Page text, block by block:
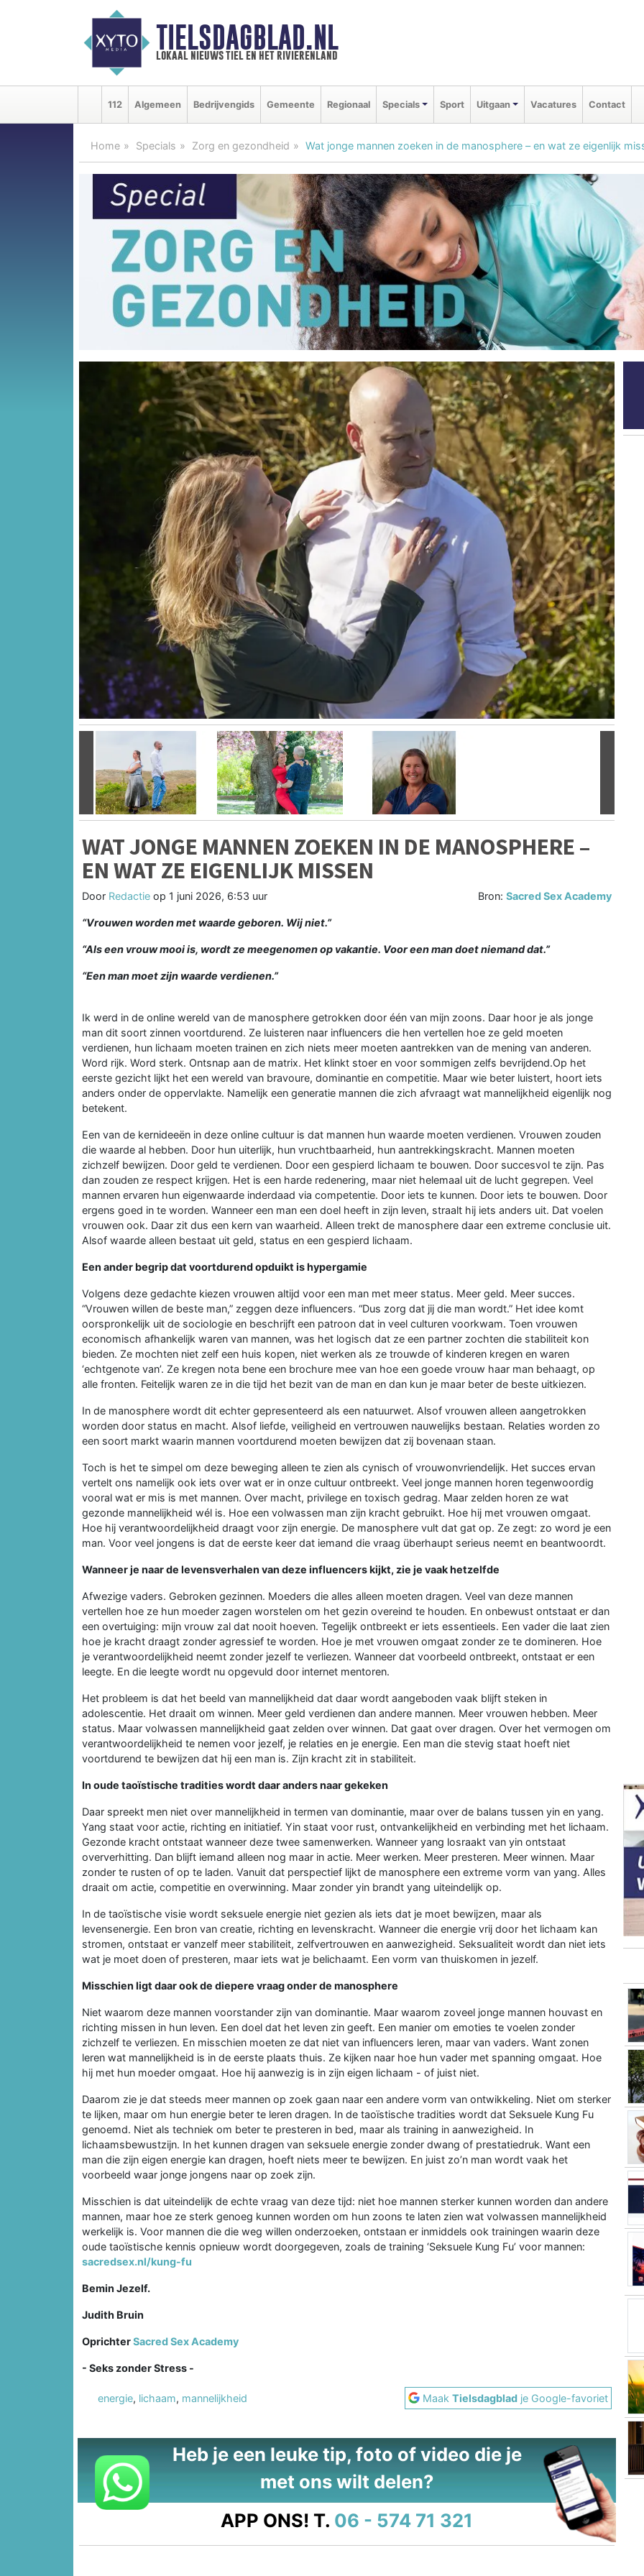
TIELSDAGBLAD.NL
lokaal nieuws tiel en het rivierenland
112 Algemeen Bedrijvengids Gemeente Regionaal Specials Sport Uitgaan Vacatures Contact
Home Specials Zorg en gezondheid Wat jonge mannen zoeken in de manosphere – en wat ze eigenlijk
Vorige
WAT JONGE MANNEN ZOEKEN IN DE MANOSPHERE –
EN WAT ZE EIGENLIJK MISSEN
Door Redactie op 1 juni 2026, 6:53 uur Bron:Sacred Sex Academy
“Vrouwen worden met waarde geboren. Wij niet.”
“Als een vrouw mooi is, wordt ze meegenomen op vakantie. Voor een man doet niemand dat.”
“Een man moet zijn waarde verdienen.”
Ik werd in de online wereld van de manosphere getrokken door één van mijn zoons. Daar hoor je als jonge
man dit soort zinnen voortdurend. Ze luisteren naar influencers die hen vertellen hoe ze geld moeten
verdienen, hun lichaam moeten trainen en zich niets meer moeten aantrekken van de mening van anderen.
Word rijk. Word sterk. Ontsnap aan de matrix. Het klinkt stoer en voor sommigen zelfs bevrijdend.Op het
eerste gezicht lijkt het een wereld van bravoure, dominantie en competitie. Maar wie beter luistert, hoort iets
anders onder de oppervlakte. Namelijk een generatie mannen die zich afvraagt wat mannelijkheid eigenlijk nog
betekent.
Een van de kernideeën in deze online cultuur is dat mannen hun waarde moeten verdienen. Vrouwen zouden
die waarde al hebben. Door hun uiterlijk, hun vruchtbaarheid, hun aantrekkingskracht. Mannen moeten
zichzelf bewijzen. Door geld te verdienen. Door een gespierd lichaam te bouwen. Door succesvol te zijn. Pas
dan zouden ze respect krijgen. Het is een harde redenering, maar niet helemaal uit de lucht gegrepen. Veel
mannen ervaren hun eigenwaarde inderdaad via competentie. Door iets te kunnen. Door iets te bouwen. Door
ergens goed in te worden. Wanneer een man een doel heeft in zijn leven, straalt hij iets anders uit. Dat voelen
vrouwen ook. Daar zit dus een kern van waarheid. Alleen trekt de manosphere daar een extreme conclusie uit.
Alsof waarde alleen bestaat uit geld, status en een gespierd lichaam.
Een ander begrip dat voortdurend opduikt is hypergamie
Volgens deze gedachte kiezen vrouwen altijd voor een man met meer status. Meer geld. Meer succes.
“Vrouwen willen de beste man,” zeggen deze influencers. “Dus zorg dat jij die man wordt.” Het idee komt
oorspronkelijk uit de sociologie en beschrijft een patroon dat in veel culturen voorkwam. Toen vrouwen
economisch afhankelijk waren van mannen, was het logisch dat ze een partner zochten die stabiliteit kon
bieden. Ze mochten niet zelf een huis kopen, niet werken als ze trouwde of kinderen kregen en waren
‘echtgenote van’. Ze kregen nota bene een brochure mee van hoe een goede vrouw haar man behaagt, op
alle fronten. Feitelijk waren ze in die tijd het bezit van de man en dan kun je maar beter de beste uitkiezen.
In de manosphere wordt dit echter gepresenteerd als een natuurwet. Alsof vrouwen alleen aangetrokken
worden door status en macht. Alsof liefde, veiligheid en vertrouwen nauwelijks bestaan. Relaties worden zo
een soort markt waarin mannen voortdurend moeten bewijzen dat zij bovenaan staan.
Toch is het te simpel om deze beweging alleen te zien als cynisch of vrouwonvriendelijk. Het succes ervan
vertelt ons namelijk ook iets over wat er in onze cultuur ontbreekt. Veel jonge mannen horen tegenwoordig
vooral wat er mis is met mannen. Over macht, privilege en toxisch gedrag. Maar zelden horen ze wat
gezonde mannelijkheid wél is. Hoe een volwassen man zijn kracht gebruikt. Hoe hij met vrouwen omgaat.
Hoe hij verantwoordelijkheid draagt voor zijn energie. De manosphere vult dat gat op. Ze zegt: zo word je een
man. Voor veel jongens is dat de eerste keer dat iemand die vraag überhaupt serieus neemt en beantwoordt.
Wanneer je naar de levensverhalen van deze influencers kijkt, zie je vaak hetzelfde
Afwezige vaders. Gebroken gezinnen. Moeders die alles alleen moeten dragen. Veel van deze mannen
vertellen hoe ze hun moeder zagen worstelen om het gezin overeind te houden. En onbewust ontstaat er dan
een overtuiging: mijn vrouw zal dat nooit hoeven. Tegelijk ontbreekt er iets essentieels. Een vader die laat zien
hoe je kracht draagt zonder agressief te worden. Hoe je met vrouwen omgaat zonder ze te domineren. Hoe
je verantwoordelijkheid neemt zonder jezelf te verliezen. Wanneer dat voorbeeld ontbreekt, ontstaat er een
leegte. En die leegte wordt nu opgevuld door internet mentoren.
Het probleem is dat het beeld van mannelijkheid dat daar wordt aangeboden vaak blijft steken in
adolescentie. Het draait om winnen. Meer geld verdienen dan andere mannen. Meer vrouwen hebben. Meer
status. Maar volwassen mannelijkheid gaat zelden over winnen. Dat gaat over dragen. Over het vermogen om
verantwoordelijkheid te nemen voor jezelf, je relaties en je energie. Een man die stevig staat hoeft niet
voortdurend te bewijzen dat hij een man is. Zijn kracht zit in stabiliteit.
In oude taoïstische tradities wordt daar anders naar gekeken
Daar spreekt men niet over mannelijkheid in termen van dominantie, maar over de balans tussen yin en yang.
Yang staat voor actie, richting en initiatief. Yin staat voor rust, ontvankelijkheid en verbinding met het lichaam.
Gezonde kracht ontstaat wanneer deze twee samenwerken. Wanneer yang losraakt van yin ontstaat
oververhitting. Dan blijft iemand alleen nog maar in actie. Meer werken. Meer presteren. Meer winnen. Maar
zonder te rusten of op te laden. Vanuit dat perspectief lijkt de manosphere een extreme vorm van yang. Alles
draait om actie, competitie en overwinning. Maar zonder yin brandt yang uiteindelijk op.
In de taoïstische visie wordt seksuele energie niet gezien als iets dat je moet bewijzen, maar als
levensenergie. Een bron van creatie, richting en levenskracht. Wanneer die energie vrij door het lichaam kan
stromen, ontstaat er vanzelf meer stabiliteit, zelfvertrouwen en aanwezigheid. Seksualiteit wordt dan niet iets
wat je moet doen of presteren, maar iets wat je belichaamt. Een vorm van thuiskomen in jezelf.
Misschien ligt daar ook de diepere vraag onder de manosphere
Niet waarom deze mannen voorstander zijn van dominantie. Maar waarom zoveel jonge mannen houvast en
richting missen in hun leven. Een doel dat het leven zin geeft. Een manier om emoties te voelen zonder
zichzelf te verliezen. En misschien moeten ze dat niet van influencers leren, maar van vaders. Want zonen
leren wat mannelijkheid is in de eerste plaats thuis. Ze kijken naar hoe hun vader met spanning omgaat. Hoe
hij met hun moeder omgaat. Hoe hij aanwezig is in zijn eigen lichaam - of juist niet.
Daarom zie je dat steeds meer mannen op zoek gaan naar een andere vorm van ontwikkeling. Niet om sterker
te lijken, maar om hun energie beter te leren dragen. In de taoïstische tradities wordt dat Seksuele Kung Fu
genoemd. Niet als techniek om beter te presteren in bed, maar als training in aanwezigheid. In
lichaamsbewustzijn. In het kunnen dragen van seksuele energie zonder dwang of prestatiedruk. Want een
man die zijn eigen energie kan dragen, hoeft niets meer te bewijzen. En juist zo’n man wordt vaak het
voorbeeld waar jonge jongens naar op zoek zijn.
Misschien is dat uiteindelijk de echte vraag van deze tijd: niet hoe mannen sterker kunnen worden dan andere
mannen, maar hoe ze sterk genoeg kunnen worden om hun zoons te laten zien wat volwassen mannelijkheid
werkelijk is. Voor mannen die die weg willen onderzoeken, ontstaan er inmiddels ook trainingen waarin deze
oude taoïstische kennis opnieuw wordt doorgegeven, zoals de training ‘Seksuele Kung Fu’ voor mannen:
sacredsex.nl/kung-fu
Bemin Jezelf.
Judith Bruin
OprichterSacred Sex Academy
- Seks zonder Stress -
energie, lichaam, mannelijkheid MaakTielsdagblad je Google-favoriet
Heb je een leuke tip, foto of video die je
met ons wilt delen?
APP ONS! T. 06 - 574 71 321